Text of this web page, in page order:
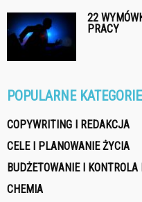
22
PRACY
POPULARNE KATEGORIE
COPYWRITING I REDAKCJA
CELE I PLANOWANIE ŻYCIA
BUDŻETOWANIE I
CHEMIA